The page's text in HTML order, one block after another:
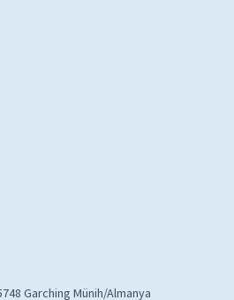
Garching Münih/Almanya